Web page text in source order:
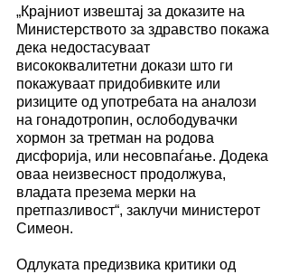
„Крајниот извештај за доказите на
Министерството за здравство покажа
дека недостасуваат
висококвалитетни докази што ги
покажуваат придобивките или
ризиците од употребата на аналози
на гонадотропин, ослободувачки
хормон за третман на родова
дисфорија, или несовпаѓање. Додека
оваа неизвесност продолжува,
владата презема мерки на
претпазливост“, заклучи министерот
Симеон.
Одлуката предизвика критики од